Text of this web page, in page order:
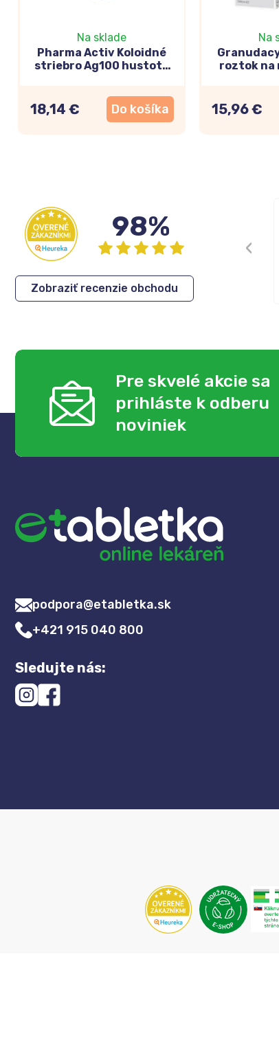
Na sklade
Pharma Activ Koloidné
striebro Ag100 hustota
18,14 € Do košíka
Na
roztok na
15,96 €
98%
Zobraziť recenzie obchodu
Doručenie: Objednávka prišla podľa
Balenie: Všetko bolo vporiadku
Komunikácia: Ok
Pre skvelé akcie sa
prihláste k odberu
noviniek
podpora@etabletka.sk
+421 915 040 800
Sledujte nás: